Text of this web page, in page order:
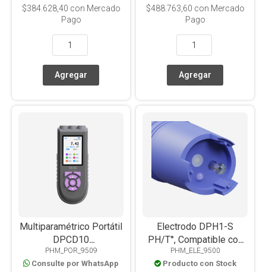
$384.628,40 con Mercado
Pago
$488.763,60 con Mercado
Pago
Multiparamétrico Portátil
DPCD10
OD/PH/MV/(ORP)/COND/TDS/SAL/RES/T°.
Pantalla Color
PHM_POR_9509
Consulte por WhatsApp
Electrodo DPH1-S
PH/T°, Compatible con
DPH1, DPH1+, DPC1 y
DPC1+
PHM_ELE_9500
Producto con Stock